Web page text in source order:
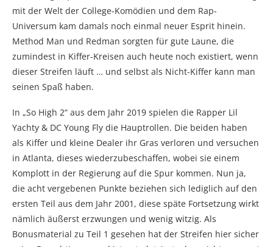
mit der Welt der College-Komödien und dem Rap-
Universum kam damals noch einmal neuer Esprit hinein.
Method Man und Redman sorgten für gute Laune, die
zumindest in Kiffer-Kreisen auch heute noch existiert, wenn
dieser Streifen läuft … und selbst als Nicht-Kiffer kann man
seinen Spaß haben.
In „So High 2“ aus dem Jahr 2019 spielen die Rapper Lil
Yachty & DC Young Fly die Hauptrollen. Die beiden haben
als Kiffer und kleine Dealer ihr Gras verloren und versuchen
in Atlanta, dieses wiederzubeschaffen, wobei sie einem
Komplott in der Regierung auf die Spur kommen. Nun ja,
die acht vergebenen Punkte beziehen sich lediglich auf den
ersten Teil aus dem Jahr 2001, diese späte Fortsetzung wirkt
nämlich äußerst erzwungen und wenig witzig. Als
Bonusmaterial zu Teil 1 gesehen hat der Streifen hier sicher